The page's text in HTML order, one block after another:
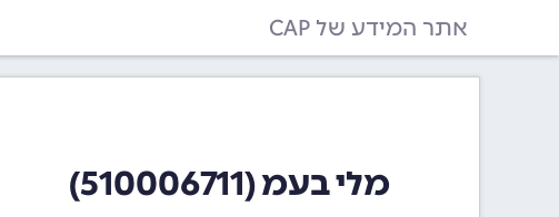
אתר המידע של CAP
מלי בעמ (510006711)